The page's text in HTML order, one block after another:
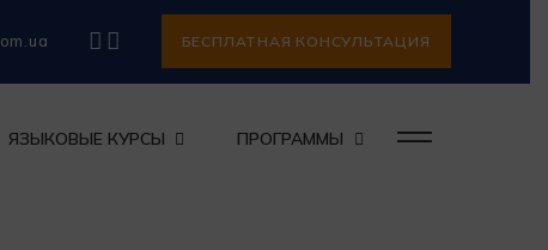
БЕСПЛАТНАЯ КОНСУЛЬТАЦИЯ
ЯЗЫКОВЫЕ КУРСЫ ПРОГРАММЫ